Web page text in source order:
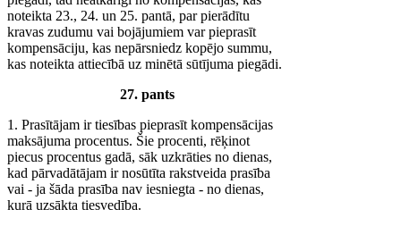
noteikta 23., 24. un 25. pantā, par pierādītu
kravas zudumu vai bojājumiem var pieprasīt
kompensāciju, kas nepārsniedz kopējo summu,
kas noteikta attiecībā uz minētā sūtījuma piegādi.
27. pants
1. Prasītājam ir tiesības pieprasīt kompensācijas
maksājuma procentus. Šie procenti, rēķinot
piecus procentus gadā, sāk uzkrāties no dienas,
kad pārvadātājam ir nosūtīta rakstveida prasība
vai - ja šāda prasība nav iesniegta - no dienas,
kurā uzsākta tiesvedība.